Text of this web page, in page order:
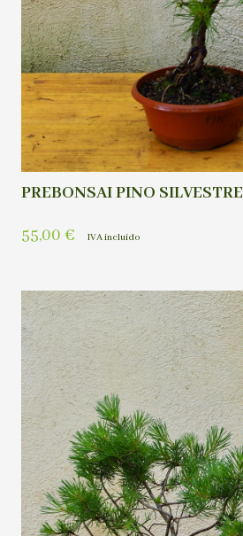
PREBONSAI PINO SILVESTRE
55,00 € IVA incluído